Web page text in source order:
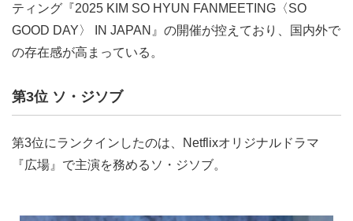
ティング『2025 KIM SO HYUN FANMEETING〈SO
GOOD DAY〉 IN JAPAN』の開催が控えており、国内外で
の存在感が高まっている。
第3位 ソ・ジソブ
第3位にランクインしたのは、Netflixオリジナルドラマ
『広場』で主演を務めるソ・ジソブ。